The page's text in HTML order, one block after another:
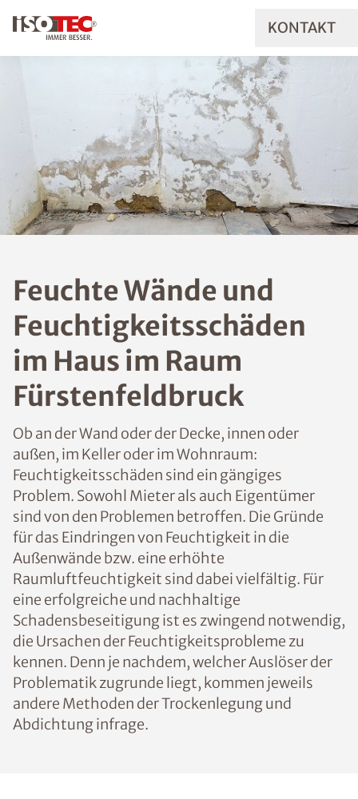
KONTAKT
Feuchte Wände und
Feuchtigkeitsschäde
n im Haus im Raum
Fürstenfeldbruck
Ob an der Wand oder der Decke, innen oder
außen, im Keller oder im Wohnraum:
Feuchtigkeitsschäden sind ein gängiges
Problem. Sowohl Mieter als auch
Eigentümer sind von den Problemen
betroffen. Die Gründe für das Eindringen
von Feuchtigkeit in die Außenwände bzw.
eine erhöhte Raumluftfeuchtigkeit sind
dabei vielfältig. Für eine erfolgreiche und
nachhaltige Schadensbeseitigung ist es
zwingend notwendig, die Ursachen der
Feuchtigkeitsprobleme zu kennen. Denn je
nachdem, welcher Auslöser der
Problematik zugrunde liegt, kommen
jeweils andere Methoden der